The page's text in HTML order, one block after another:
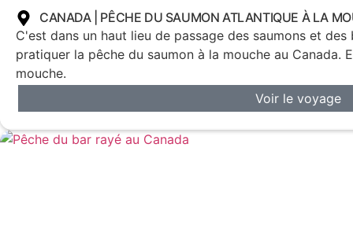
CANADA | PÊCHE DU SAUMON ATLANTIQUE À LA
C'est dans un haut lieu de passage des saumons et
pratiquer la pêche du saumon à la mouche au Canada.
mouche.
Voir le voyage